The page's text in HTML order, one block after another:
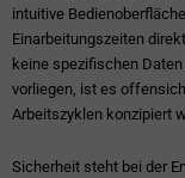
intuitive
Einarbeitungszeiten
keine spezifischen
vorliegen, ist es
Arbeitszyklen konzipiert
Sicherheit steht bei der